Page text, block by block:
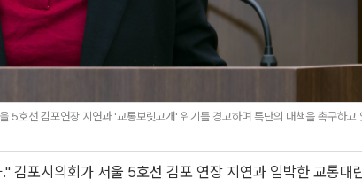
호선 김포연장 지연과 '교통보릿고개' 위기를 경고하며 특단의 대책을 촉구하고
김포시의회가 서울 5호선 김포 연장 지연과 임박한 교통대